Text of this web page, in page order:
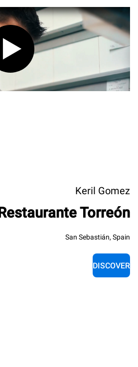
Keril Gomez
Restaurante Torreón
San Sebastián, Spain
DISCOVER